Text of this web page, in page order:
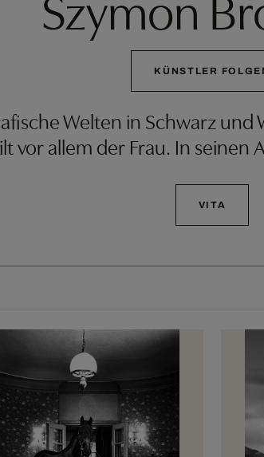
KÜNSTLER
Welten in Schwarz
vor allem der Frau. In seinen
VITA